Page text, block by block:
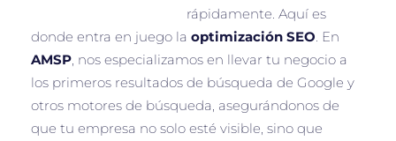
rápidamente. Aquí es
donde entra en juego la optimización SEO . En
AMSP , nos especializamos en llevar tu negocio a
los primeros resultados de búsqueda de Google y
otros motores de búsqueda, asegurándonos de
que tu empresa no solo esté visible, sino que